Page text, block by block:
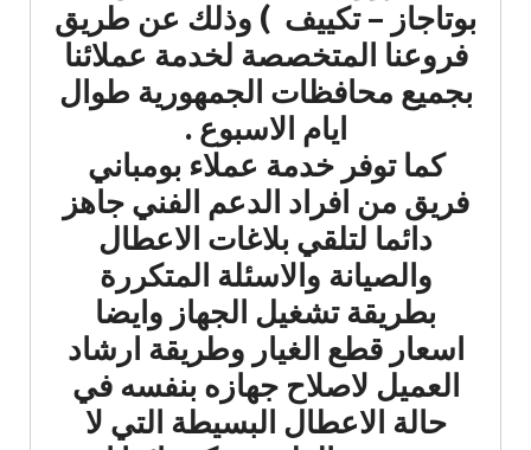
بوتاجاز – تكييف ) وذلك عن طريق
فروعنا المتخصصة لخدمة عملائنا
بجميع محافظات الجمهورية طوال
ايام الاسبوع .
كما توفر خدمة عملاء بومباني
فريق من افراد الدعم الفني جاهز
دائما لتلقي بلاغات الاعطال
والصيانة والاسئلة المتكررة
بطريقة تشغيل الجهاز وايضا
اسعار قطع الغيار وطريقة ارشاد
العميل لاصلاح جهازه بنفسه في
حالة الاعطال البسيطة التي لا